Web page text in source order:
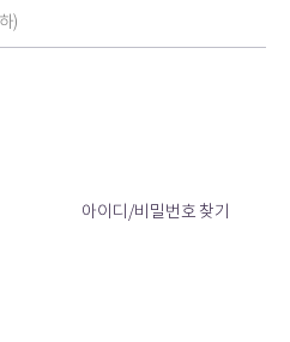
아이디/비밀번호 찾기